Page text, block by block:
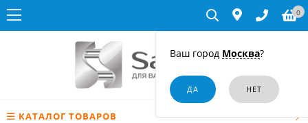
Ваш город Москва?
0
КАТАЛОГ ТОВАРОВ